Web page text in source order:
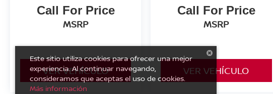
Call For Price
MSRP
VER VEHÍCULO
Call For Price
MSRP
VER VEHÍCULO
Este sitio utiliza cookies para ofrecer una mejor
experiencia. Al continuar navegando,
consideramos que aceptas el uso de cookies.
Más información